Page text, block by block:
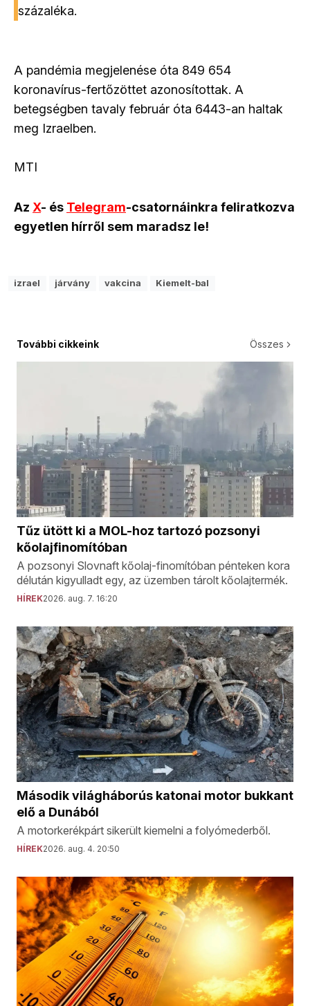
százaléka.
A pandémia megjelenése óta 849 654
koronavírus-fertőzöttet azonosítottak. A
betegségben tavaly február óta 6443-an haltak
meg Izraelben.
MTI
Az X- és Telegram-csatornáinkra feliratkozva
egyetlen hírről sem maradsz le!
izrael járvány vakcina Kiemelt-bal
További cikkeink Összes
Tűz ütött ki a MOL-hoz tartozó pozsonyi
kőolajfinomítóban
A pozsonyi Slovnaft kőolaj-finomítóban pénteken kora
délután kigyulladt egy, az üzemben tárolt kőolajtermék.
HÍREK2026. aug. 7. 16:20
Második világháborús katonai motor bukkant
elő a Dunából
A motorkerékpárt sikerült kiemelni a folyómederből.
HÍREK2026. aug. 4. 20:50